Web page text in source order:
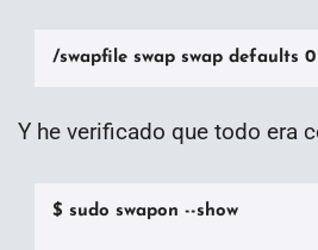
/swapfile swap swap defaults
Y he verificado que todo era
$ sudo swapon --show